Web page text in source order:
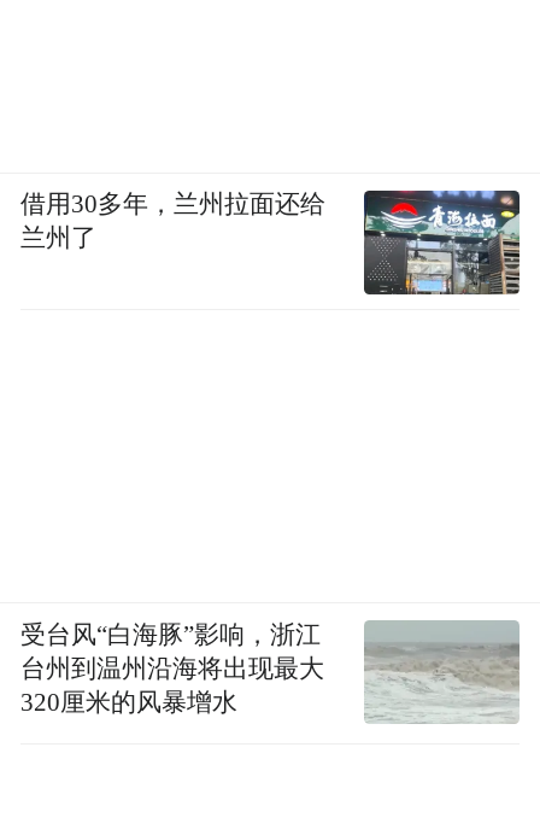
借用30多年，兰州拉面还给
兰州了
受台风“白海豚”影响，浙江
台州到温州沿海将出现最大
320厘米的风暴增水